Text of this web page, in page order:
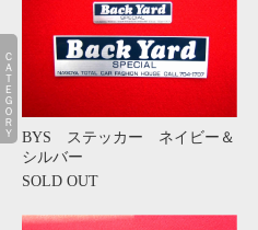
BYS ステッカー ネイビー＆
シルバー
SOLD OUT
ＣＡＴＥＧＯＲＹ